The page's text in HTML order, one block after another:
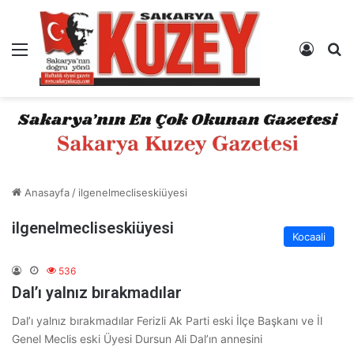
Menü Kayıt
Anasayfa/ ilgenelmecliseskiüyesi
ilgenelmecliseskiüyesi Kocaali
536
Dal’ı yalnız bırakmadılar
Dal’ı yalnız bırakmadılar Ferizli Ak Parti eski İlçe Başkanı ve İl
Genel Meclis eski Üyesi Dursun Ali Dal’ın annesini